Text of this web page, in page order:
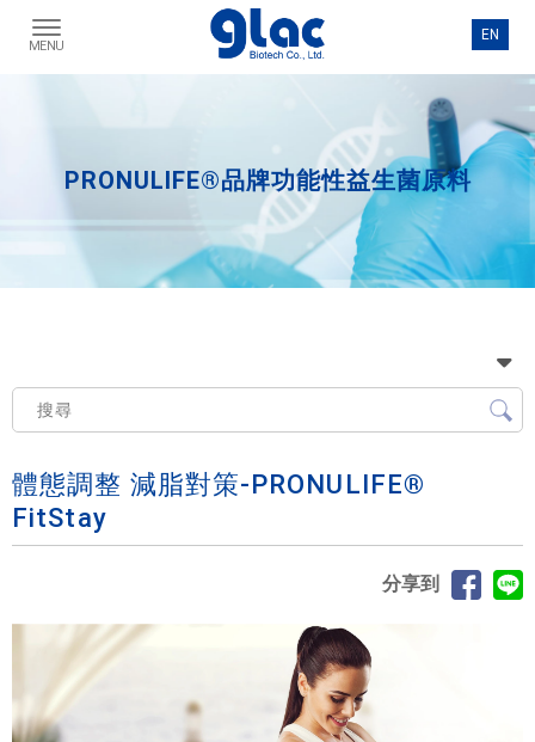
PRONULIFE®品牌功能性益生菌原料
體態調整 減脂對策-PRONULIFE®
FitStay
分享到